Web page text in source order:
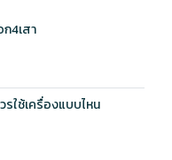
4เสา
ใช้เครื่องแบบไหน